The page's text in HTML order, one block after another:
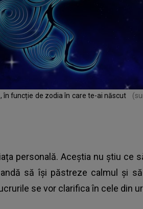
funcție de zodia în care te-ai născut
personală. Aceștia nu știu ce
să își păstreze calmul și
se vor clarifica în cele din